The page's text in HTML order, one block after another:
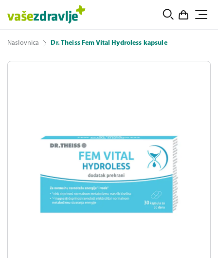
Naslovnica Dr. Theiss Fem Vital Hydroless kapsule